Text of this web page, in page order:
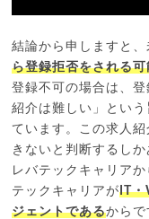
結論から申しますと、
ら登録拒否をされる
登録不可の場合は、
紹介は難しい」とい
ています。この求人
きないと判断するしか
レバテックキャリア
テックキャリアがIT・
ジェントであるからで